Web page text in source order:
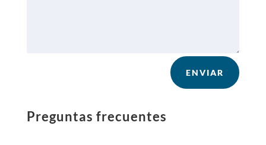
ENVIAR
Preguntas frecuentes